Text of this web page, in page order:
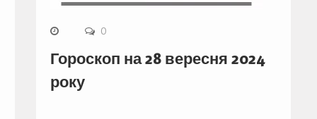
0
Гороскоп на 28 вересня 2024
року